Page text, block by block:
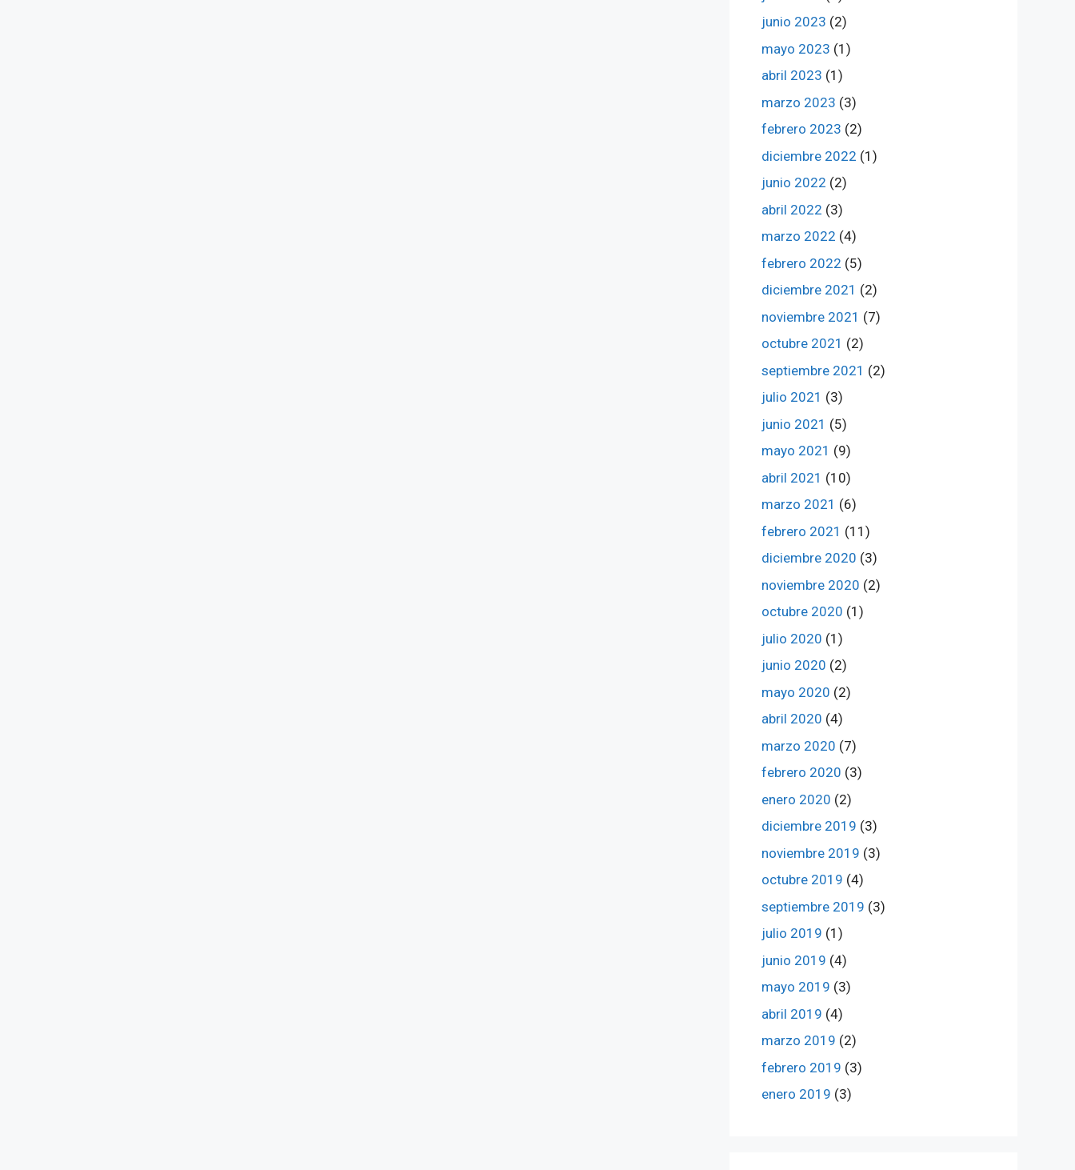
junio 2023 (2)
mayo 2023 (1)
abril 2023 (1)
marzo 2023 (3)
febrero 2023 (2)
diciembre 2022 (1)
junio 2022 (2)
abril 2022 (3)
marzo 2022 (4)
febrero 2022 (5)
diciembre 2021 (2)
noviembre 2021 (7)
octubre 2021 (2)
septiembre 2021 (2)
julio 2021 (3)
junio 2021 (5)
mayo 2021 (9)
abril 2021 (10)
marzo 2021 (6)
febrero 2021 (11)
diciembre 2020 (3)
noviembre 2020 (2)
octubre 2020 (1)
julio 2020 (1)
junio 2020 (2)
mayo 2020 (2)
abril 2020 (4)
marzo 2020 (7)
febrero 2020 (3)
enero 2020 (2)
diciembre 2019 (3)
noviembre 2019 (3)
octubre 2019 (4)
septiembre 2019 (3)
julio 2019 (1)
junio 2019 (4)
mayo 2019 (3)
abril 2019 (4)
marzo 2019 (2)
febrero 2019 (3)
enero 2019 (3)